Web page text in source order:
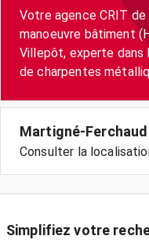
Votre agence CRIT
manoeuvre bâtiment
Villepôt, experte
de charpentes
Martigné-
Consulter la
Simplifiez votre